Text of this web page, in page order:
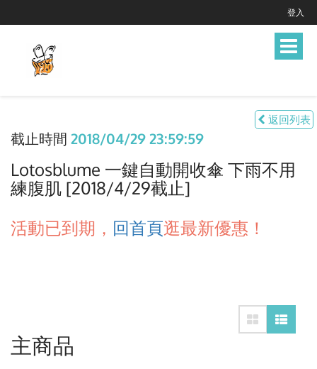
登入
Toggle
返回列表
截止時間 2018/04/29 23:59:59
Lotosblume 一鍵自動開收傘 下雨不用
練腹肌 [2018/4/29截止]
活動已到期， 回首頁逛最新優惠！
主商品